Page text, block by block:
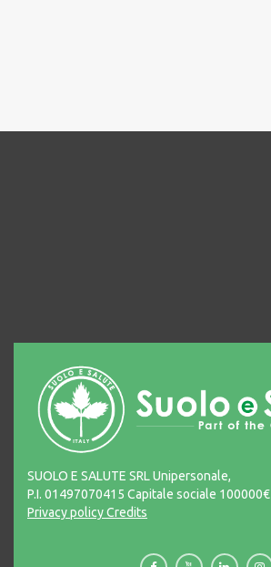
SUOLO E SALUTE SRL Unipersonale,
P.I. 01497070415 Capitale sociale 100000€
Privacy policyCredits